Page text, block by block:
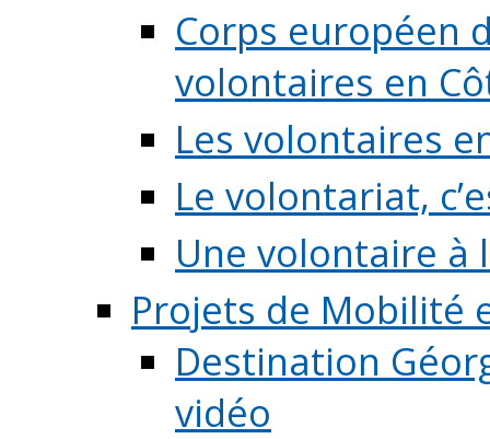
Corps européen
volontaires en
Les volontaires
Le volontariat,
Une volontaire à
Projets de Mobilité
Destination
vidéo